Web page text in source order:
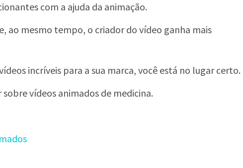
com a ajuda da animação.
ao mesmo tempo, o criador do vídeo ganha mais
incríveis para a sua marca, você está no lugar certo.
vídeos animados de medicina.